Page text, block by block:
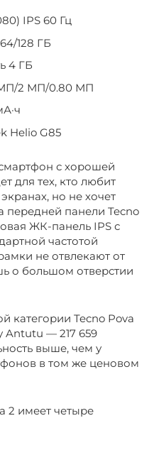
IPS 60 Гц
128 ГБ
4 ГБ
2 МП/0.80 МП
Helio G85
с хорошей
для тех, кто любит
но не хочет
передней панели Tecno
ЖК-панель IPS с
частотой
не отвлекают от
о большом отверстии
категории Tecno Pova
Antutu — 217 659
выше, чем у
в том же ценовом
2 имеет четыре